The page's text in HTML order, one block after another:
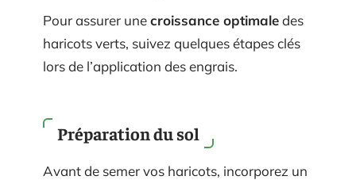
Pour assurer unecroissance optimaledes
haricots verts, suivez quelques étapes clés
lors de l’application des engrais.
Préparation du sol
Avant de semer vos haricots, incorporez un